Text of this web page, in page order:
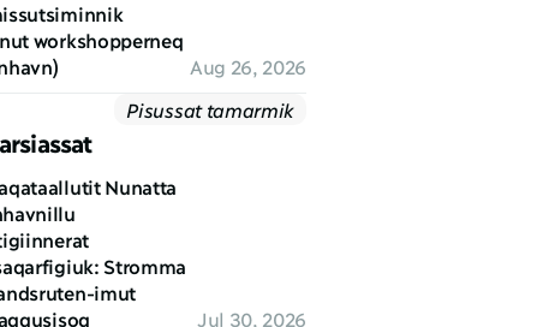
workshopperneq
Aug 26, 2026
Pisussat tamarmik
Nunatta
Stromma
imut
Jul 30, 2026